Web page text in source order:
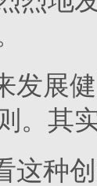
发展
。其
这种